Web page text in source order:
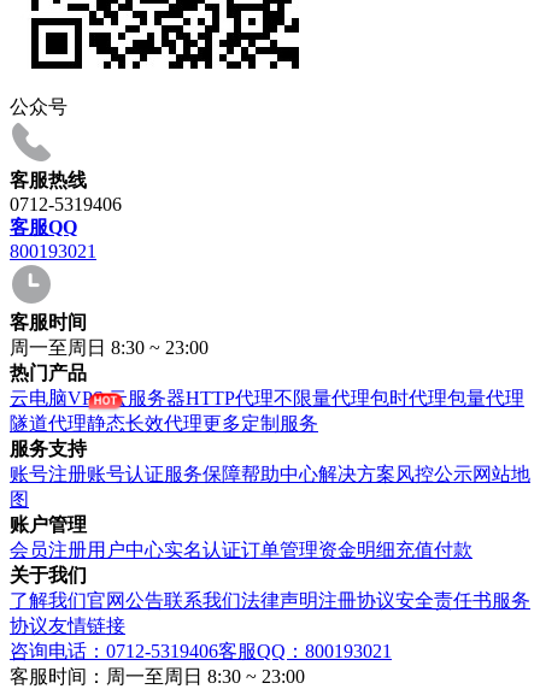
公众号
客服热线
0712-5319406
客服QQ
800193021
客服时间
周一至周日 8:30 ~ 23:00
热门产品
云电脑VPS云服务器HTTP代理不限量代理包时代理包量代理
隧道代理静态长效代理更多定制服务
服务支持
账号注册账号认证服务保障帮助中心解决方案风控公示网站地
图
账户管理
会员注册用户中心实名认证订单管理资金明细充值付款
关于我们
了解我们官网公告联系我们法律声明注冊协议安全责任书服务
协议友情链接
咨询电话：0712-5319406客服QQ：800193021
客服时间：周一至周日 8:30 ~ 23:00